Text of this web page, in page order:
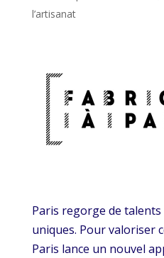
l’artisanat
Paris regorge de
uniques. Pour valoriser
Paris lance un nouvel